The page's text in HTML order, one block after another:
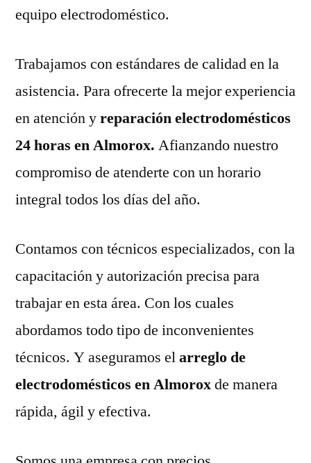
equipo electrodoméstico.
Trabajamos con estándares de calidad en la
asistencia. Para ofrecerte la mejor experiencia
en atención yreparación electrodomésticos
24 horas en Almorox. Afianzando nuestro
compromiso de atenderte con un horario
integral todos los días del año.
Contamos con técnicos especializados, con la
capacitación y autorización precisa para
trabajar en esta área. Con los cuales
abordamos todo tipo de inconvenientes
técnicos. Y aseguramos elarreglo de
electrodomésticos en Almoroxde manera
rápida, ágil y efectiva.